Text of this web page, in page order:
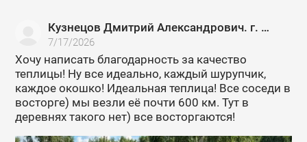
Кузнецов Дмитрий Александрович. г. Москва
7/17/2026
Хочу написать благодарность за качество
теплицы! Ну все идеально, каждый шурупчик,
каждое окошко! Идеальная теплица! Все соседи в
восторге) мы везли её почти 600 км. Тут в
деревнях такого нет) все восторгаются!